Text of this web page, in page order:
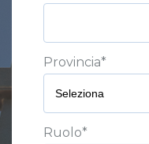
Provincia*
Ruolo*